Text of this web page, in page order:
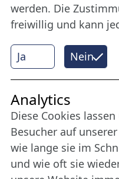
Mehr erfahren
Internet
Ja Nein
werden. Die
freiwillig und kann
Analytics
Diese Cookies
Besucher auf
wie lange sie im
und wie oft sie